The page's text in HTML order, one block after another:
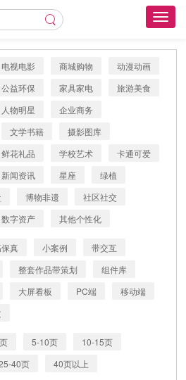
电视电影 商城购物
动漫动画
公益环保 家具家电
旅游美食
人物明星
企业商务
文学书籍
摄影图库
鲜花礼品 学校艺术
卡通可爱
新闻资讯 星座
绿植
博物非遗
社区社交
数字资产 其他个性化
真 小案例
带交互
整套作品带策划
组件库
大屏看板 PC端
移动端
5-10页
10-15页
40页 40页以上